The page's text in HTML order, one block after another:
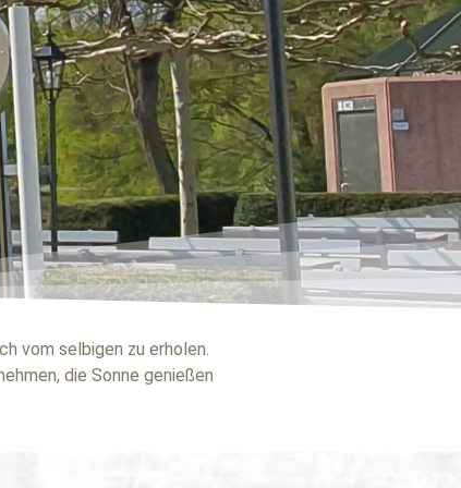
vom selbigen zu erholen.
die Sonne genießen